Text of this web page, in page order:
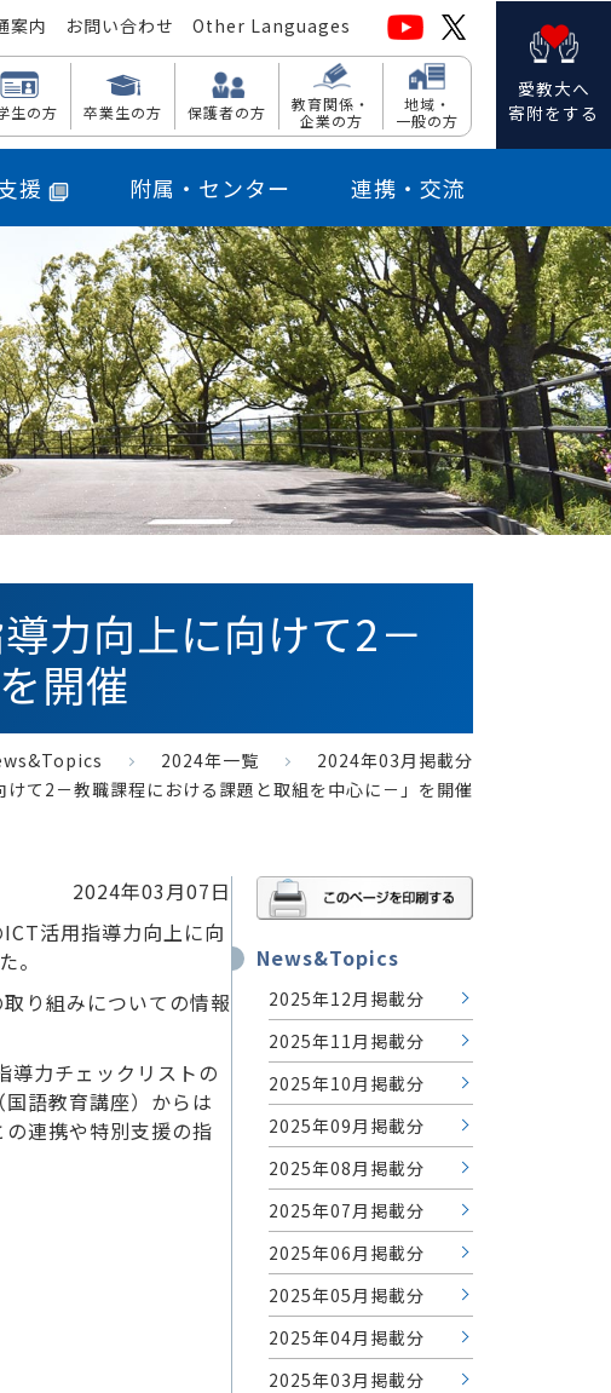
案内 お問い合わせ Other Languages
生の方 卒業生の方 保護者の方
教育関係・
企業の方
地域・
一般の方
愛教大へ
寄附をする
援 附属・センター 連携・交流
力向上に向けて2－
開催
2024年一覧
2024年03月掲載分
て2－教職課程における課題と取組を中心に－」を開催
2024年03月07日
活用指導力向上に向
。
り組みについての情報
導力チェックリストの
語教育講座）からは
連携や特別支援の指
News&Topics
2025年12月掲載分
2025年11月掲載分
2025年10月掲載分
2025年09月掲載分
2025年08月掲載分
2025年07月掲載分
2025年06月掲載分
2025年05月掲載分
2025年04月掲載分
2025年03月掲載分